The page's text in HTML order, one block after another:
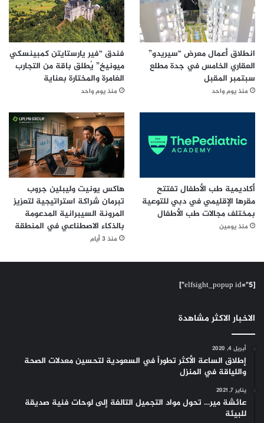
ن
ا
ع
ي
و
ع
ي
ة
انطلاق أعمال معرض “سيريدو”
العقاري الخامس في جدة مطلع
سبتمبر المقبل
منذ يوم واحد
فندق “فير يارستايتن كمبينسكي
ميونيخ” يُطلق باقة من التجارب
الغامرة والمختارة بعناية
منذ يوم واحد
أكاديمية طب الأطفال تفتتح
مقرها الإقليمي في دبي للتوعية
بمختلف مجالات طب الأطفال
منذ يومين
هاكس يونيت وليبلين جروب
تبرمان شراكة استراتيجية لتعزيز
المرونة السيبرانية المدعومة
بالذكاء الاصطناعي في المنطقة
منذ 3 أيام
[elfsight_popup id="5"]
الاخبار الاكثر مشاهدة
أبريل 4, 2020
إطلاق الساعة الأكثر تطوراً في السعودية لتحسين معدلات الصحة
واللياقة في المنزل
يناير 7, 2021
عائشة مير… تحول مواد التجميل التالفة إلى لوحات فنية صديقة
للبيئة